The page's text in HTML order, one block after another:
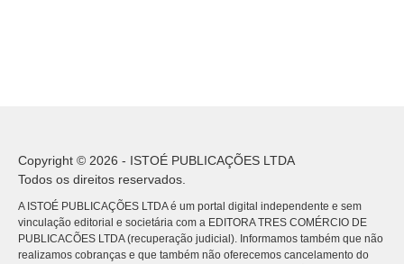
Copyright © 2026 - ISTOÉ PUBLICAÇÕES LTDA
Todos os direitos reservados.
A ISTOÉ PUBLICAÇÕES LTDA é um portal digital independente e sem
vinculação editorial e societária com a EDITORA TRES COMÉRCIO DE
PUBLICACÕES LTDA (recuperação judicial). Informamos também que não
realizamos cobranças e que também não oferecemos cancelamento do